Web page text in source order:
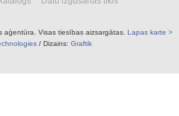
Visas tiesības aizsargātas. Lapas karte >
/ Dizains: Graftik